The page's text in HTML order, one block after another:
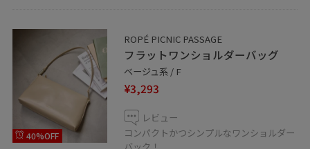
40%OFF
ROPÉ PICNIC PASSAGE
フラットワンショルダーバッグ
ベージュ系 / F
¥3,293
レビュー
コンパクトかつシンプルなワンショルダー